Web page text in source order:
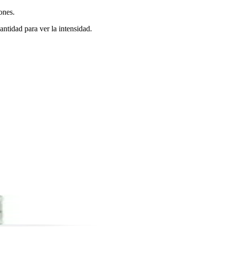
para ver la intensidad.